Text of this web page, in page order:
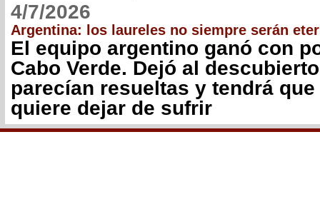
4/7/2026
Argentina: los laureles no siempre serán
El equipo argentino ganó con
Cabo Verde. Dejó al
parecían resueltas y tendrá
quiere dejar de sufrir